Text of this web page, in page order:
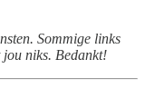
Sommige links
jou niks. Bedankt!